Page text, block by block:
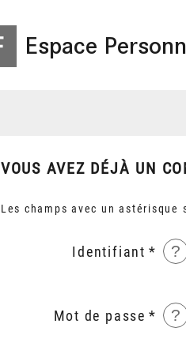
Espace
VOUS AVEZ DÉJÀ UN
Les champs avec un
Identifiant ?
Mot de passe ?